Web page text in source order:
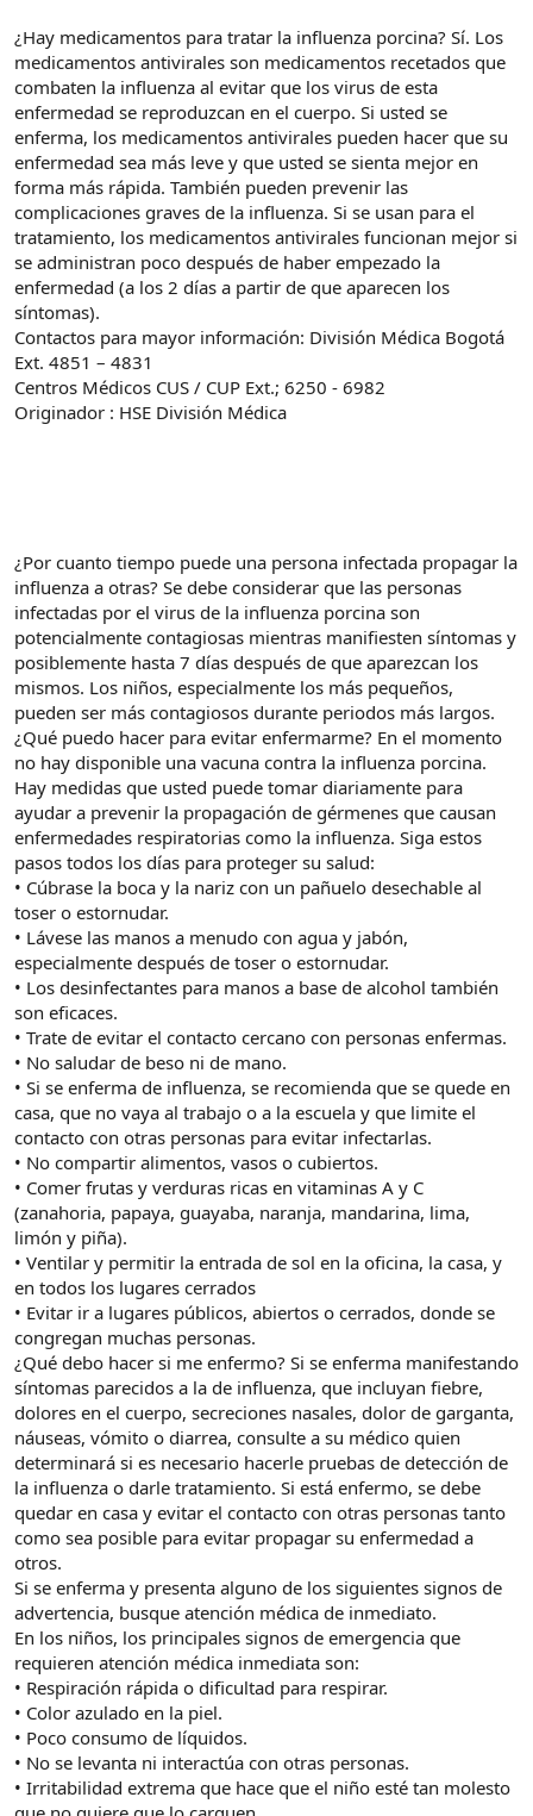
¿Hay medicamentos para tratar la influenza porcina? Sí. Los
medicamentos antivirales son medicamentos recetados que
combaten la influenza al evitar que los virus de esta
enfermedad se reproduzcan en el cuerpo. Si usted se
enferma, los medicamentos antivirales pueden hacer que su
enfermedad sea más leve y que usted se sienta mejor en
forma más rápida. También pueden prevenir las
complicaciones graves de la influenza. Si se usan para el
tratamiento, los medicamentos antivirales funcionan mejor si
se administran poco después de haber empezado la
enfermedad (a los 2 días a partir de que aparecen los
síntomas).
Contactos para mayor información: División Médica Bogotá
Ext. 4851 – 4831
Centros Médicos CUS / CUP Ext.; 6250 - 6982
Originador : HSE División Médica
¿Por cuanto tiempo puede una persona infectada propagar la
influenza a otras? Se debe considerar que las personas
infectadas por el virus de la influenza porcina son
potencialmente contagiosas mientras manifiesten síntomas y
posiblemente hasta 7 días después de que aparezcan los
mismos. Los niños, especialmente los más pequeños,
pueden ser más contagiosos durante periodos más largos.
¿Qué puedo hacer para evitar enfermarme? En el momento
no hay disponible una vacuna contra la influenza porcina.
Hay medidas que usted puede tomar diariamente para
ayudar a prevenir la propagación de gérmenes que causan
enfermedades respiratorias como la influenza. Siga estos
pasos todos los días para proteger su salud:
• Cúbrase la boca y la nariz con un pañuelo desechable al
toser o estornudar.
• Lávese las manos a menudo con agua y jabón,
especialmente después de toser o estornudar.
• Los desinfectantes para manos a base de alcohol también
son eficaces.
• Trate de evitar el contacto cercano con personas enfermas.
• No saludar de beso ni de mano.
• Si se enferma de influenza, se recomienda que se quede en
casa, que no vaya al trabajo o a la escuela y que limite el
contacto con otras personas para evitar infectarlas.
• No compartir alimentos, vasos o cubiertos.
• Comer frutas y verduras ricas en vitaminas A y C
(zanahoria, papaya, guayaba, naranja, mandarina, lima,
limón y piña).
• Ventilar y permitir la entrada de sol en la oficina, la casa, y
en todos los lugares cerrados
• Evitar ir a lugares públicos, abiertos o cerrados, donde se
congregan muchas personas.
¿Qué debo hacer si me enfermo? Si se enferma manifestando
síntomas parecidos a la de influenza, que incluyan fiebre,
dolores en el cuerpo, secreciones nasales, dolor de garganta,
náuseas, vómito o diarrea, consulte a su médico quien
determinará si es necesario hacerle pruebas de detección de
la influenza o darle tratamiento. Si está enfermo, se debe
quedar en casa y evitar el contacto con otras personas tanto
como sea posible para evitar propagar su enfermedad a
otros.
Si se enferma y presenta alguno de los siguientes signos de
advertencia, busque atención médica de inmediato.
En los niños, los principales signos de emergencia que
requieren atención médica inmediata son:
• Respiración rápida o dificultad para respirar.
• Color azulado en la piel.
• Poco consumo de líquidos.
• No se levanta ni interactúa con otras personas.
• Irritabilidad extrema que hace que el niño esté tan molesto